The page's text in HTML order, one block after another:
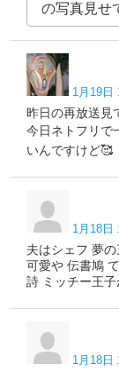
の写真見せ
1月19日
昨日の再放送見
今日ネトフリで
いんですけど🥰
1月18日
夫はシェフ 夢
可愛や 伝書
詩 ミッチー王
1月18日